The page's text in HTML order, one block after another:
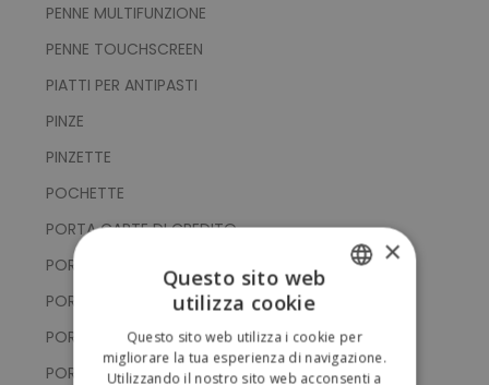
PENNE MULTIFUNZIONE
PENNE TOUCHSCREEN
PIATTI PER ANTIPASTI
PINZE
PINZETTE
POCHETTE
PORTA CARTE DI CREDITO
PORTA CELLULARE
PORTACHIAVI CON GETTONE
PORTACHIAVI CON PUNTATORE TOUCH
PORTACHIAVI CON SUPPORTO SMARTPHONE
ENGLISH
×
Questo sito web
utilizza cookie
Questo sito web utilizza i cookie per
migliorare la tua esperienza di navigazione.
Utilizzando il nostro sito web acconsenti a